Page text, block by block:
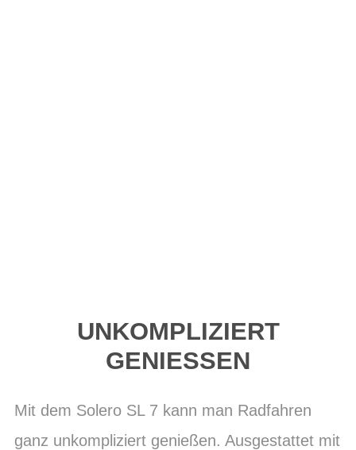
UNKOMPLIZIERT
GENIESSEN
Mit dem Solero SL 7 kann man Radfahren
ganz unkompliziert genießen. Ausgestattet mit